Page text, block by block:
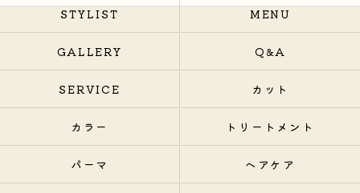
STYLIST MENU
GALLERY Q&A
SERVICE カット
カラー トリートメント
パーマ ヘアケア